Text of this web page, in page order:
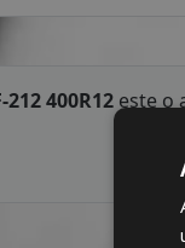
400R12 este o